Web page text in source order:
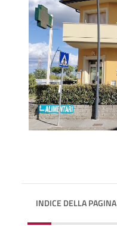
INDICE DELLA PAGINA